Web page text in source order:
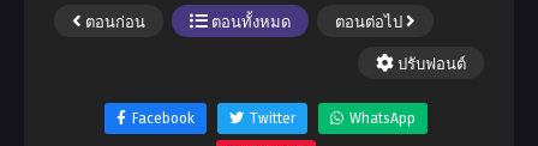
ตอนก่อน ตอนทั้งหมด ตอนต่อไป
ปรับฟอนต์
Facebook Twitter WhatsApp